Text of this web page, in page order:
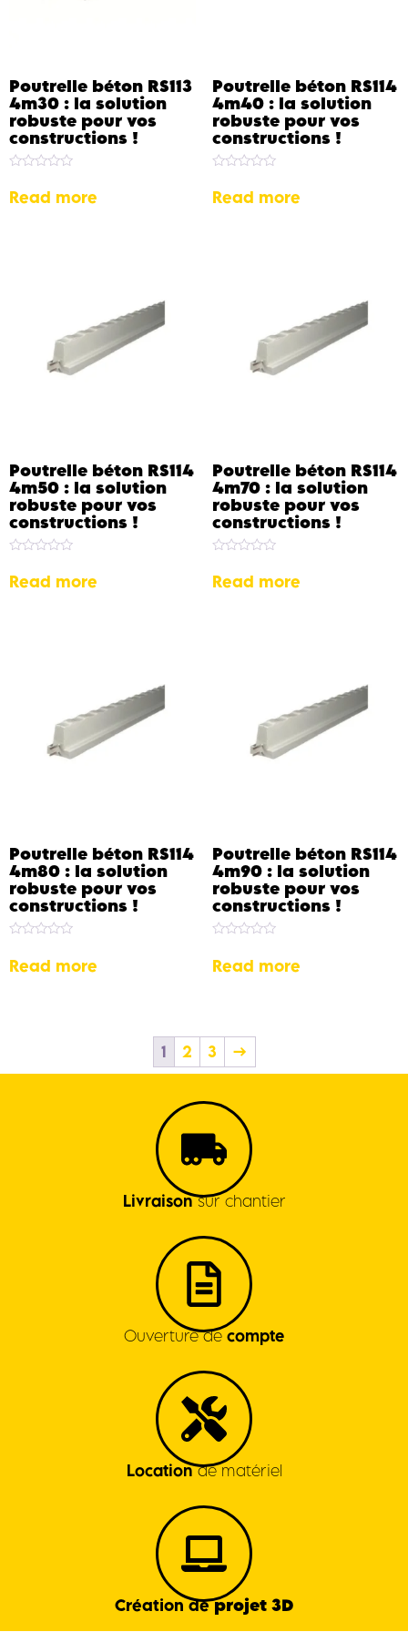
Poutrelle béton RS113
4m30 : la solution
robuste pour vos
constructions !
0
out
Read more
Poutrelle béton RS114
4m40 : la solution
robuste pour vos
constructions !
0
out
Read more
Poutrelle béton RS114
4m50 : la solution
robuste pour vos
constructions !
0
out
Read more
Poutrelle béton RS114
4m70 : la solution
robuste pour vos
constructions !
0
out
Read more
Poutrelle béton RS114
4m80 : la solution
robuste pour vos
constructions !
0
out
Read more
Poutrelle béton RS114
4m90 : la solution
robuste pour vos
constructions !
0
out
Read more
1 2 3 →
Livraisonsur chantier
Ouverture decompte
Locationde matériel
Création deprojet 3D